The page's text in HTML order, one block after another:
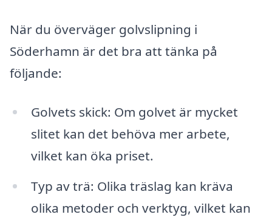
När du överväger golvslipning i
Söderhamn är det bra att tänka på
följande:
Golvets skick: Om golvet är mycket
slitet kan det behöva mer arbete,
vilket kan öka priset.
Typ av trä: Olika träslag kan kräva
olika metoder och verktyg, vilket kan